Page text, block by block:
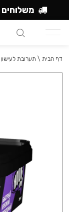
דף הבית \ תערובת לעישון
משלוחים